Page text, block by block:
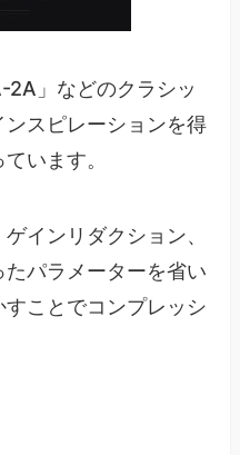
2A」などのクラシッ
スピレーションを得
います。
インリダクション、
パラメーターを省い
ことでコンプレッシ